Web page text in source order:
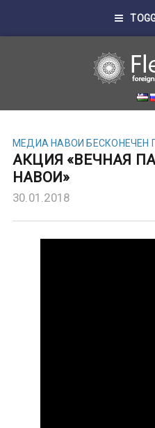
МЕДИА НАВОИ БЕСКОНЕЧЕН
АКЦИЯ «ВЕЧНАЯ
НАВОИ»
30.01.2018